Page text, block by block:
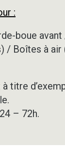
:
boue
/ Boîtes à
titre
– 72h.